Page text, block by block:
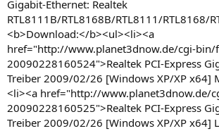
Gigabit-Ethernet: Realtek
RTL8111B/RTL8168B/RTL8111/RTL8168/
<b>Download:</b><ul><li><a
href="http://www.planet3dnow.de/cgi-bin/
20090228160524">Realtek PCI-Express
Treiber 2009/02/26 [Windows XP/XP x64]
<li><a href="http://www.planet3dnow.de/
20090228160525">Realtek PCI-Express
Treiber 2009/02/26 [Windows XP/XP x64]